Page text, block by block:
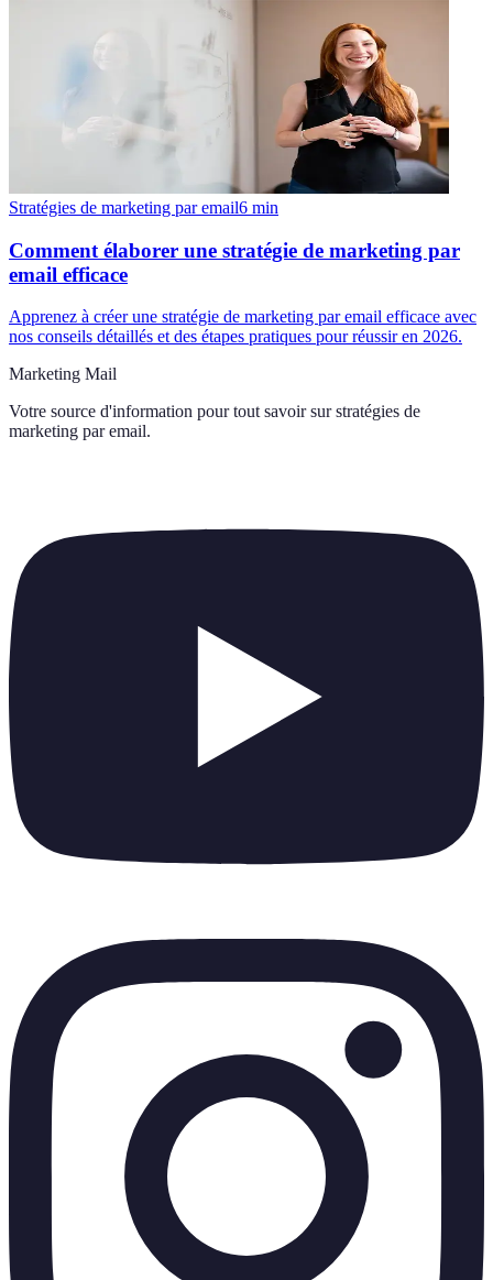
Stratégies de marketing par email6 min
Comment élaborer une stratégie de marketing par
email efficace
Apprenez à créer une stratégie de marketing par email efficace avec
nos conseils détaillés et des étapes pratiques pour réussir en 2026.
Marketing Mail
Votre source d'information pour tout savoir sur stratégies de
marketing par email.